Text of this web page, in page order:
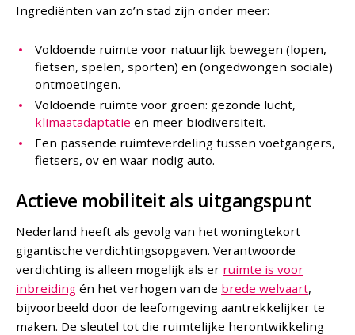
Ingrediënten van zo’n stad zijn onder meer:
Voldoende ruimte voor natuurlijk bewegen (lopen,
fietsen, spelen, sporten) en (ongedwongen sociale)
ontmoetingen.
Voldoende ruimte voor groen: gezonde lucht,
klimaatadaptatie en meer biodiversiteit.
Een passende ruimteverdeling tussen voetgangers,
fietsers, ov en waar nodig auto.
Actieve mobiliteit als uitgangspunt
Nederland heeft als gevolg van het woningtekort
gigantische verdichtingsopgaven. Verantwoorde
verdichting is alleen mogelijk als er ruimte is voor
inbreiding én het verhogen van de brede welvaart,
bijvoorbeeld door de leefomgeving aantrekkelijker te
maken. De sleutel tot die ruimtelijke herontwikkeling